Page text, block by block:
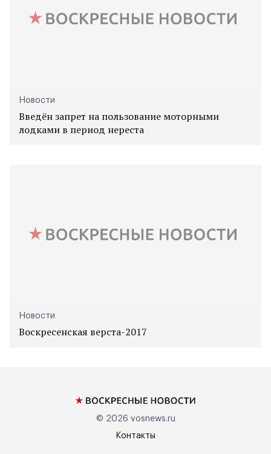
Новости
Введён запрет на пользование моторными
лодками в период нереста
Новости
Воскресенская верста-2017
© 2026 vosnews.ru
Контакты